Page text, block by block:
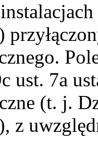
ust. 7a
(t. j.
z